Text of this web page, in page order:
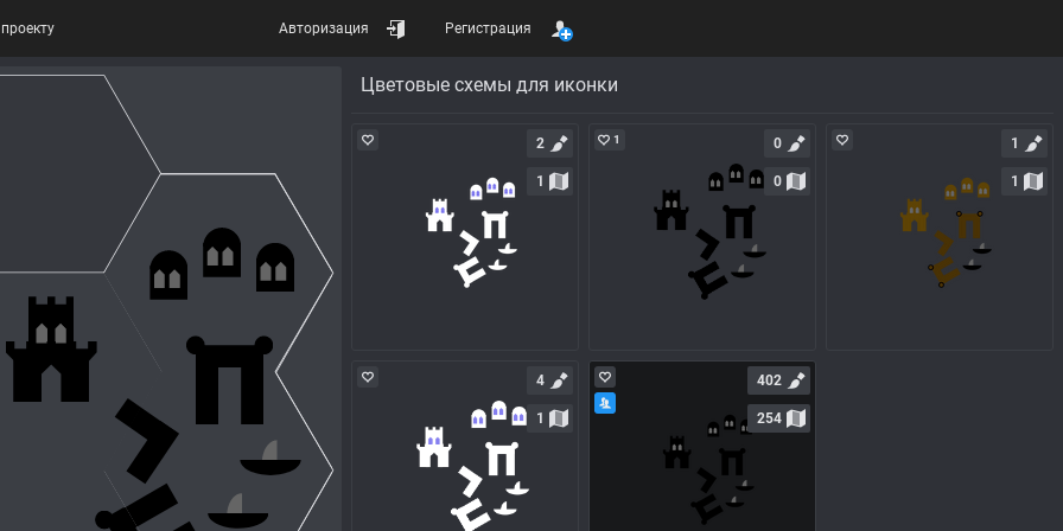
Цветовые схемы для иконки
2
1
1 0
0
1
1
4
1
402
254
Авторизация Регистрация